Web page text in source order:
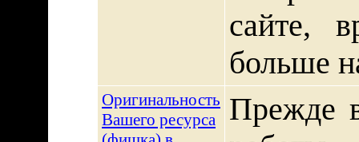
сайте,
больше
Оригинальность
Вашего ресурса
Прежде